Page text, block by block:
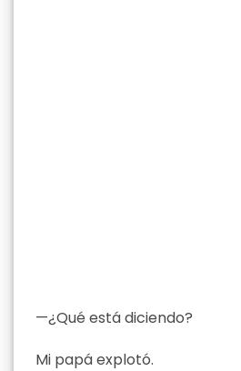
—¿Qué está diciendo?
Mi papá explotó.